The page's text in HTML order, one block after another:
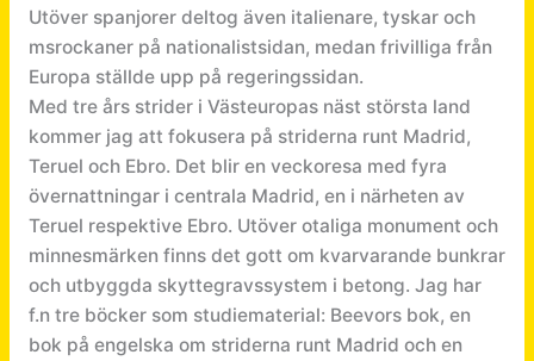
Utöver spanjorer deltog även italienare, tyskar och
msrockaner på nationalistsidan, medan frivilliga från
Europa ställde upp på regeringssidan.
Med tre års strider i Västeuropas näst största land
kommer jag att fokusera på striderna runt Madrid,
Teruel och Ebro. Det blir en veckoresa med fyra
övernattningar i centrala Madrid, en i närheten av
Teruel respektive Ebro. Utöver otaliga monument och
minnesmärken finns det gott om kvarvarande bunkrar
och utbyggda skyttegravssystem i betong. Jag har
f.n tre böcker som studiematerial: Beevors bok, en
bok på engelska om striderna runt Madrid och en